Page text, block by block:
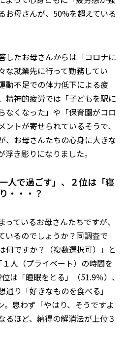
お母さんが、50%を超えている
したお母さんからは「コロナに
な就業先に行って勤務してい
動不足での体力低下による疲
精神的疲労では「子どもを駅に
なくなった」や「保育園がコロ
トが寄せられているそうで、
、お母さんたちの心身に大きな
き彫りになりました。
人で過ごす」、２位は「寝
・・・？
ているお母さんたちですが、
いるのでしょうか？同調査で
何ですか？（複数選択可）」と
人（プライベート）の時間を
は「睡眠をとる」（51.9％）、
り「好きなものを食べる」
。思わず「やはり、そうですよ
るほど、納得の解消法が上位３